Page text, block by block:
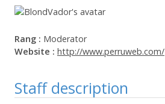
Rang : Moderator
Website : http://www.perruweb.com/
Staff description